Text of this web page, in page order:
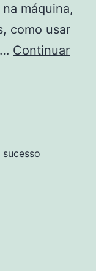
máquina,
como usar
Continuar
sucesso